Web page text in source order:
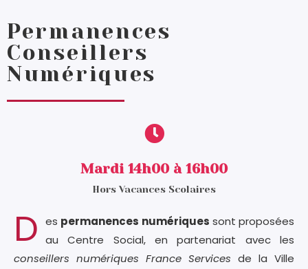
Permanences
Conseillers
Numériques
Mardi 14h00 à 16h00
Hors Vacances Scolaires
D es permanences numériques sont proposées
au Centre Social, en partenariat avec les
conseillers numériques France Services de la Ville